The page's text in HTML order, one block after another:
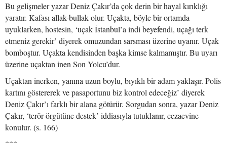
Bu gelişmeler yazar Deniz Çakır’da çok derin bir hayal kırıklığı
yaratır. Kafası allak-bullak olur. Uçakta, böyle bir ortamda
uyuklarken, hostesin, ‘uçak İstanbul’a indi beyefendi, uçağı terk
etmeniz gerekir’ diyerek omuzundan sarsması üzerine uyanır. Uçak
bomboştur. Uçakta kendisinden başka kimse kalmamıştır. Bu uyarı
üzerine uçaktan inen Son Yolcu’dur.
Uçaktan inerken, yanına uzun boylu, bıyıklı bir adam yaklaşır. Polis
kartını göstererek ve pasaportunu biz kontrol edeceğiz’ diyerek
Deniz Çakır’ı farklı bir alana götürür. Sorgudan sonra, yazar Deniz
Çakır, ‘terör örgütüne destek’ iddiasıyla tutuklanır, cezaevine
konulur. (s. 166)